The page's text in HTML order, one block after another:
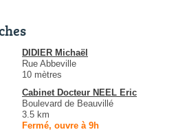
DIDIER Michaël
Rue Abbeville
10 mètres
Cabinet Docteur NEEL Eric
Boulevard de Beauvillé
3.5 km
Fermé, ouvre à 9h